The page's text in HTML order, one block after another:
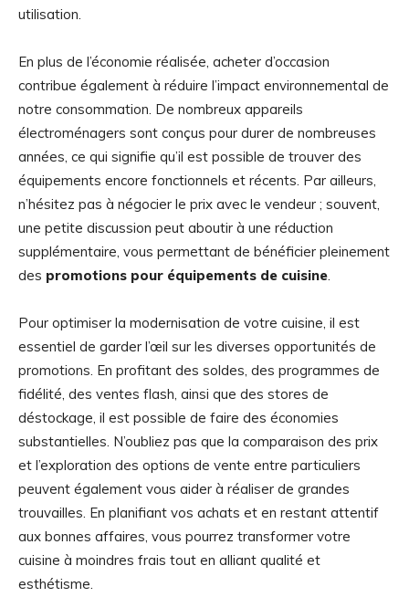
utilisation.
En plus de l’économie réalisée, acheter d’occasion
contribue également à réduire l’impact environnemental de
notre consommation. De nombreux appareils
électroménagers sont conçus pour durer de nombreuses
années, ce qui signifie qu’il est possible de trouver des
équipements encore fonctionnels et récents. Par ailleurs,
n’hésitez pas à négocier le prix avec le vendeur ; souvent,
une petite discussion peut aboutir à une réduction
supplémentaire, vous permettant de bénéficier pleinement
des promotions pour équipements de cuisine.
Pour optimiser la modernisation de votre cuisine, il est
essentiel de garder l’œil sur les diverses opportunités de
promotions. En profitant des soldes, des programmes de
fidélité, des ventes flash, ainsi que des stores de
déstockage, il est possible de faire des économies
substantielles. N’oubliez pas que la comparaison des prix
et l’exploration des options de vente entre particuliers
peuvent également vous aider à réaliser de grandes
trouvailles. En planifiant vos achats et en restant attentif
aux bonnes affaires, vous pourrez transformer votre
cuisine à moindres frais tout en alliant qualité et
esthétisme.